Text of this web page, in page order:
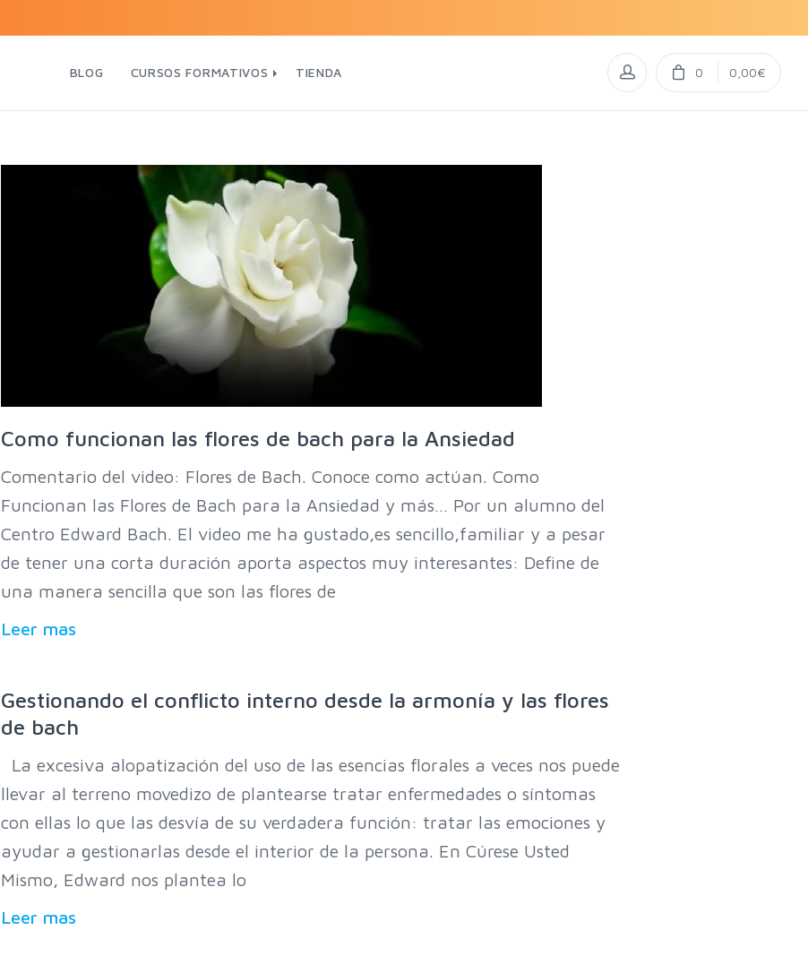
BLOG CURSOS FORMATIVOS TIENDA 0 0,00€
Como funcionan las flores de bach para la Ansiedad
Comentario del video: Flores de Bach. Conoce como actúan. Como
Funcionan las Flores de Bach para la Ansiedad y más… Por un alumno del
Centro Edward Bach. El video me ha gustado,es sencillo,familiar y a pesar
de tener una corta duración aporta aspectos muy interesantes: Define de
una manera sencilla que son las flores de
Leer mas
Gestionando el conflicto interno desde la armonía y las flores
de bach
La excesiva alopatización del uso de las esencias florales a veces nos puede
llevar al terreno movedizo de plantearse tratar enfermedades o síntomas
con ellas lo que las desvía de su verdadera función: tratar las emociones y
ayudar a gestionarlas desde el interior de la persona. En Cúrese Usted
Mismo, Edward nos plantea lo
Leer mas